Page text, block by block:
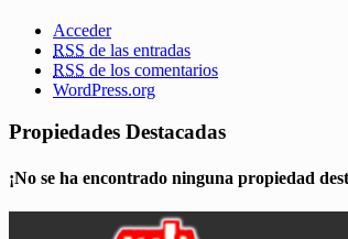
Acceder
RSS de las entradas
RSS de los comentarios
WordPress.org
Propiedades Destacadas
¡No se ha encontrado ninguna propiedad